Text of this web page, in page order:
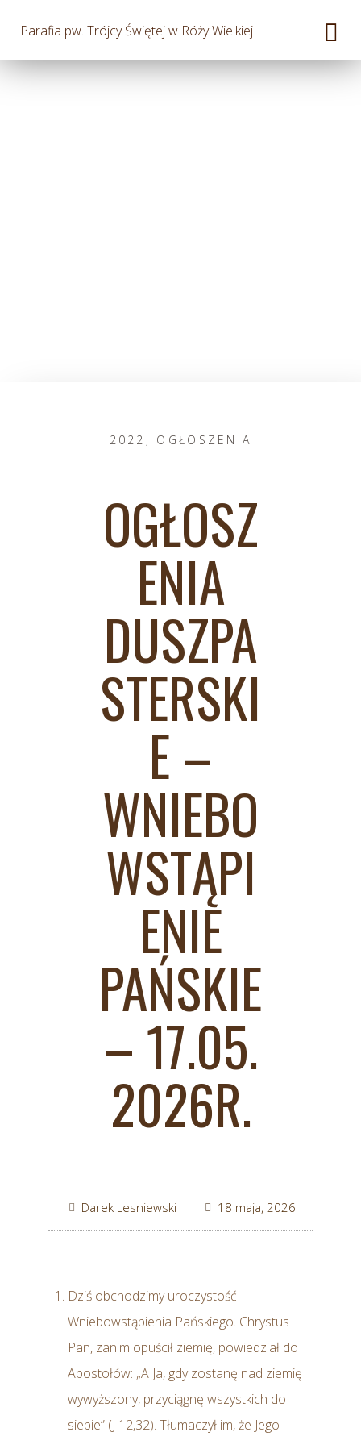
Parafia pw. Trójcy Świętej w Róży Wielkiej
2022 , OGŁOSZENIA
OGŁOSZ
ENIA
DUSZPA
STERSKI
E –
WNIEBO
WSTĄPI
ENIE
PAŃSKIE
– 17.05.
2026R.
Darek Lesniewski 18 maja, 2026
Dziś obchodzimy uroczystość
Wniebowstąpienia Pańskiego. Chrystus
Pan, zanim opuścił ziemię, powiedział do
Apostołów: „A Ja, gdy zostanę nad ziemię
wywyższony, przyciągnę wszystkich do
siebie” (J 12,32). Tłumaczył im, że Jego